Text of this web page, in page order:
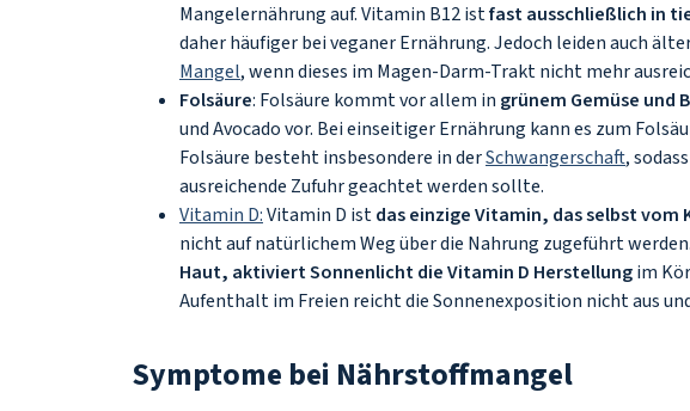
Mangelernährung auf. Vitamin B12 istfast ausschließlich in
daher häufiger bei veganer Ernährung. Jedoch leiden auch
Mangel, wenn dieses im Magen-Darm-Trakt nicht mehr
Folsäure: Folsäure kommt vor allem in grünem Gemüse und
und Avocado vor. Bei einseitiger Ernährung kann es zum
Folsäure besteht insbesondere in derSchwangerschaft,
ausreichende Zufuhr geachtet werden sollte.
Vitamin D:Vitamin D istdas einzige Vitamin, das selbst
nicht auf natürlichem Weg über die Nahrung zugeführt werden.
Haut, aktiviert Sonnenlicht die Vitamin D Herstellungim
Aufenthalt im Freien reicht die Sonnenexposition nicht aus
Symptome bei Nährstoffmangel